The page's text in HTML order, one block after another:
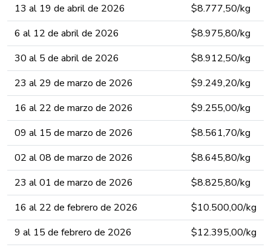
13 al 19 de abril de 202​6​​​​​​​
$8.777,50​​​/kg​​
6 al 12 de abril de 202​6​​​​​​​
$8.975,80​​​/kg​​
30 al 5 de abril de 202​6​​​​​​​
$8.912,50​​​/kg​​
23 al 29 de marzo de 202​6​​​​​​​
$9.249,20​​​/kg​​
16 al 22 de marzo de 202​6​​​​​​​
$9.255,00​​​/kg​​
09 al 15 de marzo de 202​6​​​​​​​
$8.561,70​​​/kg​​
02 al 08 de marzo de 202​6​​​​​​​
$8.645,80​​​/kg​​
23 al 01 de marzo de 202​6​​​​​​​
$8.825,80​​​/kg​​
16 al 22 de febrero de 202​6​​​​​​​
$10.500,00​​​/kg​​
9 al 15 de febrero de 202​6​​​​​​​
$12.395,00​​​/kg​​